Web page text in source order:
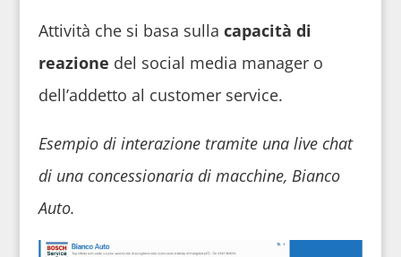
Attività che si basa sulla capacità di
reazione del social media manager o
dell’addetto al customer service.
Esempio di interazione tramite una live chat
di una concessionaria di macchine, Bianco
Auto.